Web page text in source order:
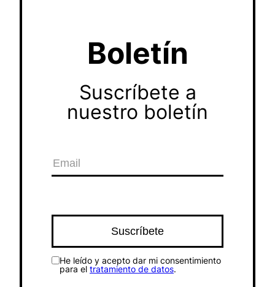
Boletín
Suscríbete a
nuestro boletín
He leído y acepto dar mi consentimiento
para el tratamiento de datos.